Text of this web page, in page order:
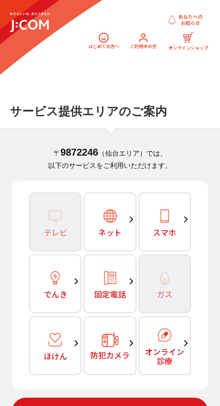
はじめての方へ ご利用中の方 オンラインショップ
あなたへの
お知らせ
サービス提供エリアのご案内
〒 9872246（仙台エリア）では、
以下のサービスをご利用いただけます。
テレビ ネット スマホ
でんき 固定電話 ガス
ほけん 防犯カメラ オンライン
診療